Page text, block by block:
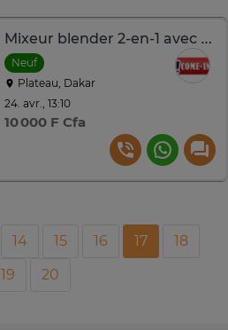
Mixeur blender 2-en-1 avec moulinette bol verre 1,5L
Neuf
Plateau, Dakar
24. avr., 13:10
10 000 F Cfa
14 15 16 17
18
19
20